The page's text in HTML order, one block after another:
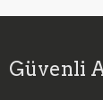
Güvenli